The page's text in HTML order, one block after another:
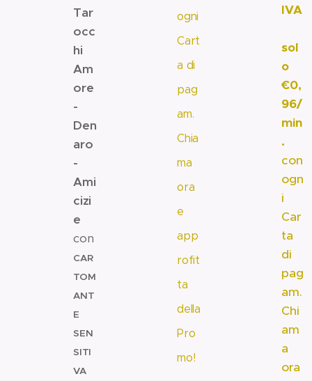
Tar
occ
hi
Am
ore
-
Den
aro
-
Ami
cizi
e
con
CAR
TOM
ANT
E
SEN
SITI
VA
ogni
Cart
a di
pag
am.
Chia
ma
ora
e
app
rofit
ta
della
Pro
mo!
IVA
sol
o
€0,
96/
min
.
con
ogn
i
Car
ta
di
pag
am.
Chi
am
a
ora